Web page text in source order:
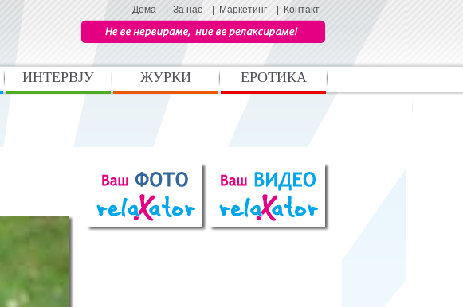
Дома За нас Маркетинг Контакт
ИНТЕРВЈУ ЖУРКИ ЕРОТИКА